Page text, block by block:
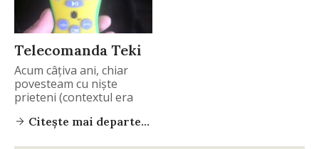
Telecomanda Teki
Acum câțiva ani, chiar
povesteam cu niște
prieteni (contextul era
Citește mai departe...